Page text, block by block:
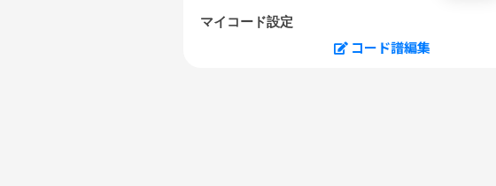
マイコード設定
コード譜編集